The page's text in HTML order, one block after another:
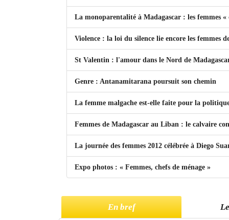
La monoparentalité à Madagascar : les femmes «
Violence : la loi du silence lie encore les femmes
St Valentin : l'amour dans le Nord de
Genre : Antanamitarana poursuit son chemin
La femme malgache est-elle faite pour la
Femmes de Madagascar au Liban : le calvaire
La journée des femmes 2012 célébrée à Diego
Expo photos : « Femmes, chefs de ménage »
En bref